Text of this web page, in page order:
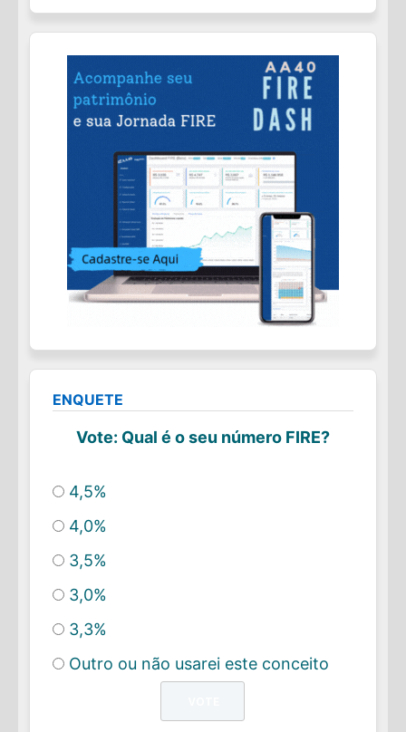
ENQUETE
Vote: Qual é o seu número FIRE?
4,5%
4,0%
3,5%
3,0%
3,3%
Outro ou não usarei este conceito